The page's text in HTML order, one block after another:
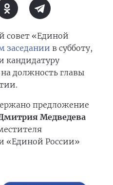
совет «Единой
заседании в субботу,
кандидатуру
на должность главы
предложение
Медведева
«Единой России»